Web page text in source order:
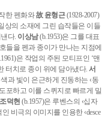
한 펜화와故 윤형근(1928-2007)
상의 소재에 그린 습작들은 이들
다. 이상남(b.1953)은 그를 대표
들을 펜과 종이가 만나는 지점에
은 작업의 주된 모티프인 ‘맨
터치로 종이 위에 담아냈다. 서
과 빛이 은근하게 진동하는 ‹동
포하고 이를 스퀴지로 빠르게 밀
조덕현 (b.1957)은 루벤스의 ‹십자
비극의 이미지를 인용한 ‹desce